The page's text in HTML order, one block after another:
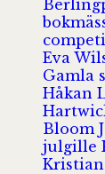
Eva
Gamla
Håkan
Bloom
julgille